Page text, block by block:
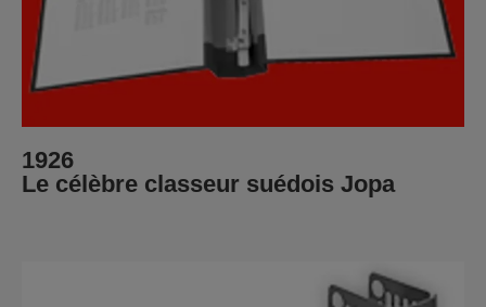
1926
Le célèbre classeur suédois Jopa